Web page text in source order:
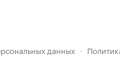
данных ·